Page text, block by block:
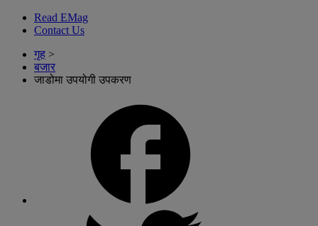
Read EMag
Contact Us
गृह >
बजार
जाडोमा उपयोगी उपकरण